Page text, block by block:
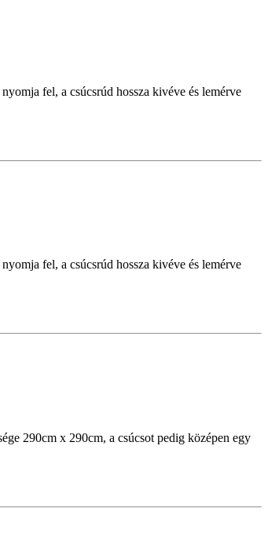
fel, a csúcsrúd hossza kivéve és lemérve
fel, a csúcsrúd hossza kivéve és lemérve
290cm x 290cm, a csúcsot pedig középen egy